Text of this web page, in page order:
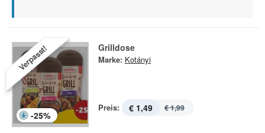
Verpasst!
-25%
Grilldose
Marke: Kotányi
Preis: € 1,49 € 1,99